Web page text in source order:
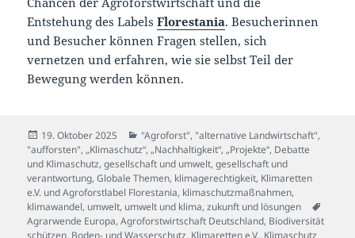
Entstehung des LabelsFlorestania. Besucherinnen
und Besucher können Fragen stellen, sich
vernetzen und erfahren, wie sie selbst Teil der
Bewegung werden können.
Veröffentlicht
am
19. Oktober 2025 Kategorien
"Agroforst", "alternative Landwirtschaft",
"aufforsten",„Klimaschutz“, „Nachhaltigkeit“, „Projekte“, Debatte
und Klimaschutz,gesellschaft und umwelt,gesellschaft und
verantwortung,Globale Themen, klimagerechtigkeit, Klimaretten
e.V. und Agroforstlabel Florestania, klimaschutzmaßnahmen,
klimawandel, umwelt, umwelt und klima,zukunft und lösungen
Agrarwende Europa,Agroforstwirtschaft Deutschland, Biodiversität